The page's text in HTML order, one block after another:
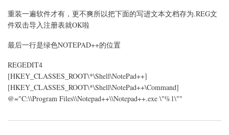
单
重装一遍软件才有，更不爽所以把下面的写进文本文档存为.REG文
件双击导入注册表就OK啦
最后一行是绿色NOTEPAD++的位置
REGEDIT4
[HKEY_CLASSES_ROOT\*\Shell\NotePad++]
[HKEY_CLASSES_ROOT\*\Shell\NotePad++\Command]
@="C:\\Program Files\\Notepad++\\Notepad++.exe \"%1\""